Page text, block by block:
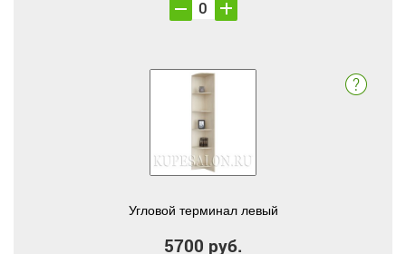
Угловой терминал левый
5700 руб.